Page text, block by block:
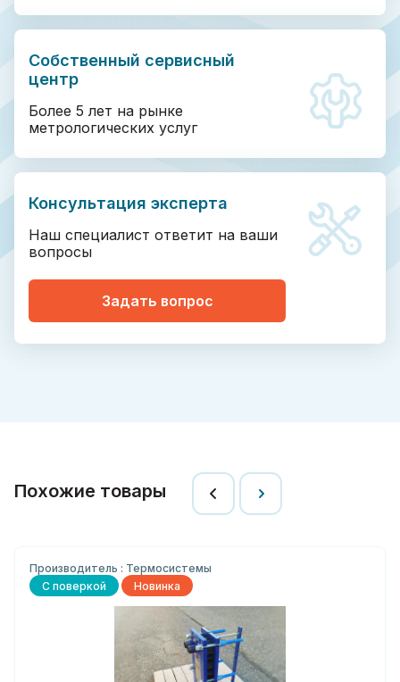
Собственный сервисный
центр
Более 5 лет на рынке
метрологических услуг
Консультация эксперта
Наш специалист ответит на ваши
вопросы
Задать вопрос
Похожие товары
Производитель : Термосистемы
С поверкой
Новинка